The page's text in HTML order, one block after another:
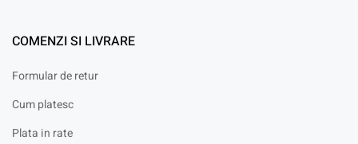
COMENZI SI LIVRARE
Formular de retur
Cum platesc
Plata in rate